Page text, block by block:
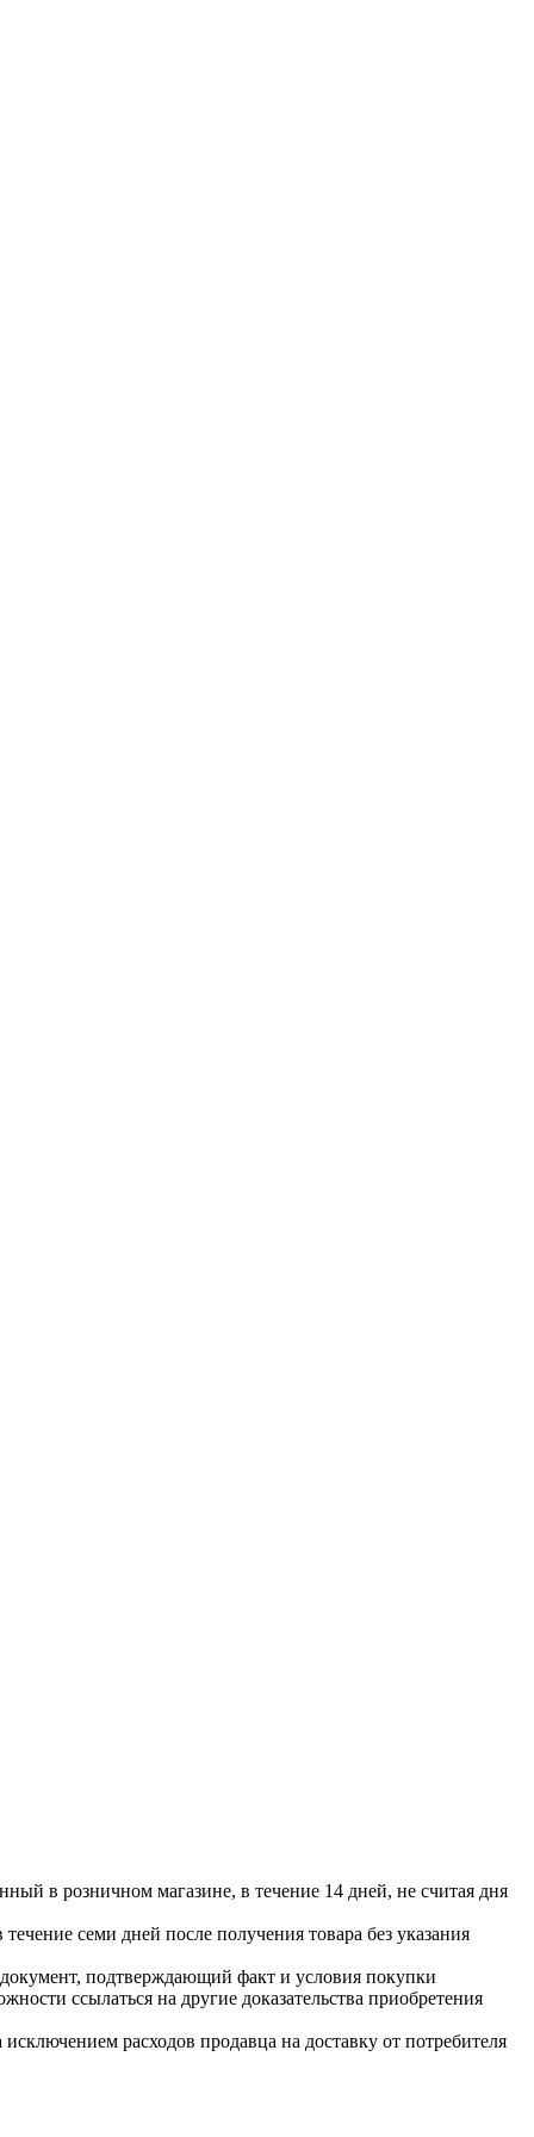
в розничном магазине, в течение 14 дней, не считая дня
семи дней после получения товара без указания
документ, подтверждающий факт и условия покупки
ссылаться на другие доказательства приобретения
расходов продавца на доставку от потребителя